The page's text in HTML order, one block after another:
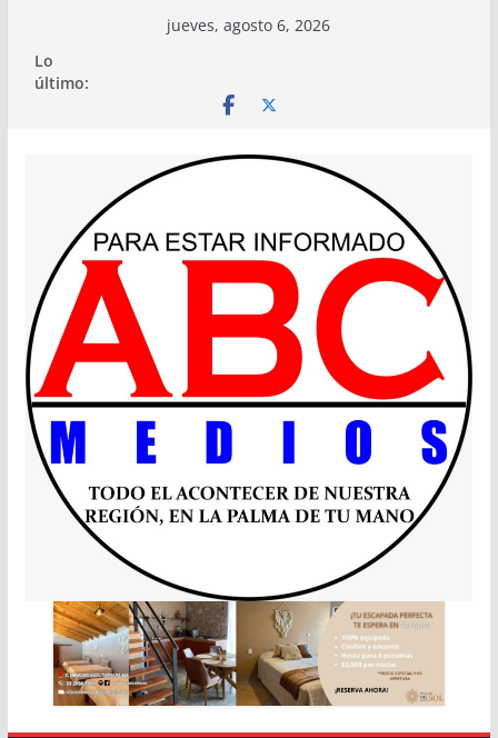
contenido
jueves, agosto 6, 2026
Lo
último: